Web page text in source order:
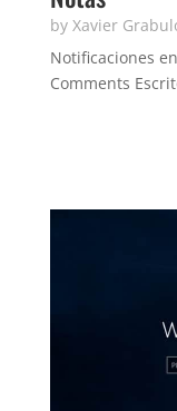
by Xavier
Notificaciones
Comments